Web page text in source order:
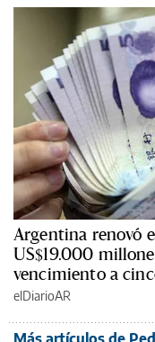
Argentina renovó
US$19.000
vencimiento a
elDiarioAR
Más artículos de